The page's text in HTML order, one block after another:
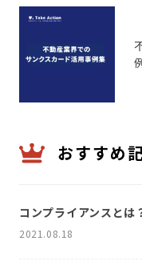
おすすめ
コンプライアンスとは
2021.08.18